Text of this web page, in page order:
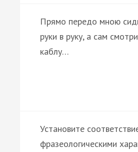
Прямо передо мною
руки в руку, а сам
каблу…
Установите
фразеологическими